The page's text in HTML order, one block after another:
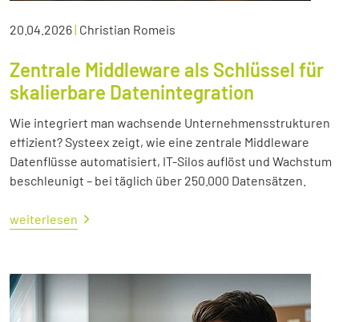
20.04.2026| Christian Romeis
Zentrale Middleware als Schlüssel für
skalierbare Datenintegration
Wie integriert man wachsende Unternehmensstrukturen
effizient? Systeex zeigt, wie eine zentrale Middleware
Datenflüsse automatisiert, IT-Silos auflöst und Wachstum
beschleunigt – bei täglich über 250.000 Datensätzen.
weiterlesen